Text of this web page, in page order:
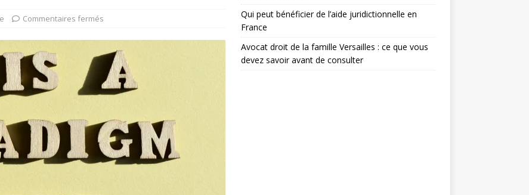
Commentaires fermés
Qui peut bénéficier de l’aide juridictionnelle en
France
Avocat droit de la famille Versailles : ce que vous
devez savoir avant de consulter